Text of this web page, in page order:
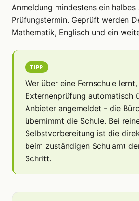
Anmeldung mindestens ein
Prüfungstermin. Geprüft werden
Mathematik, Englisch und ein
TIPP
Wer über eine Fernschule
Externenprüfung automatisch
Anbieter angemeldet - die
übernimmt die Schule. Bei
Selbstvorbereitung ist die
beim zuständigen Schulamt
Schritt.